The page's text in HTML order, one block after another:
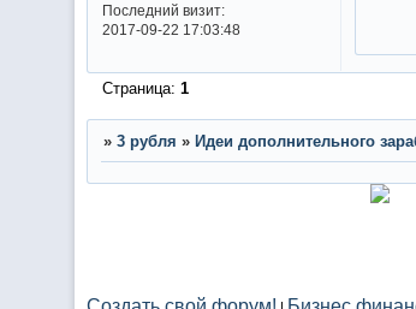
Последний визит:
2017-09-22 17:03:48
Страница: 1
» 3 рубля » Идеи дополнительного